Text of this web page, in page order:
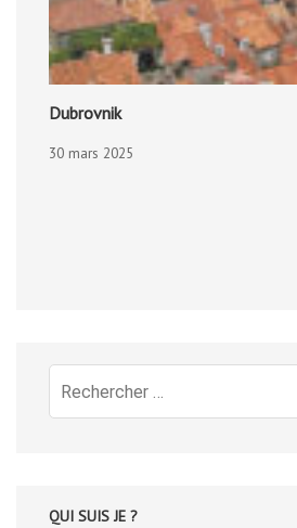
Dubrovnik
30 mars 2025
Recherche
pour
QUI SUIS JE ?